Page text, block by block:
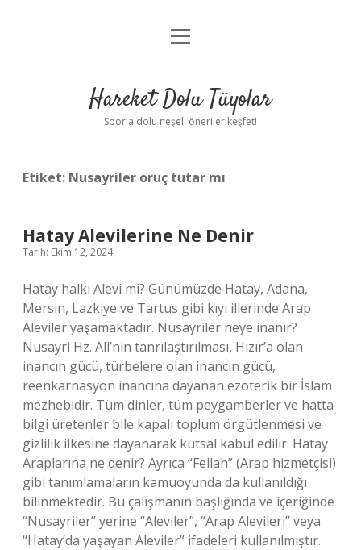
Anasayfa
Yasal Uyarı
menüyü
Hareket Dolu Tüyolar
Sporla dolu neşeli öneriler keşfet!
Etiket: Nusayriler oruç tutar mı
Hatay Alevilerine Ne Denir
Tarih: Ekim 12, 2024
Hatay halkı Alevi mi? Günümüzde Hatay, Adana,
Mersin, Lazkiye ve Tartus gibi kıyı illerinde Arap
Aleviler yaşamaktadır. Nusayriler neye inanır?
Nusayri Hz. Ali’nin tanrılaştırılması, Hızır’a olan
inancın gücü, türbelere olan inancın gücü,
reenkarnasyon inancına dayanan ezoterik bir İslam
mezhebidir. Tüm dinler, tüm peygamberler ve hatta
bilgi üretenler bile kapalı toplum örgütlenmesi ve
gizlilik ilkesine dayanarak kutsal kabul edilir. Hatay
Araplarına ne denir? Ayrıca “Fellah” (Arap hizmetçisi)
gibi tanımlamaların kamuoyunda da kullanıldığı
bilinmektedir. Bu çalışmanın başlığında ve içeriğinde
“Nusayriler” yerine “Aleviler”, “Arap Alevileri” veya
“Hatay’da yaşayan Aleviler” ifadeleri kullanılmıştır.